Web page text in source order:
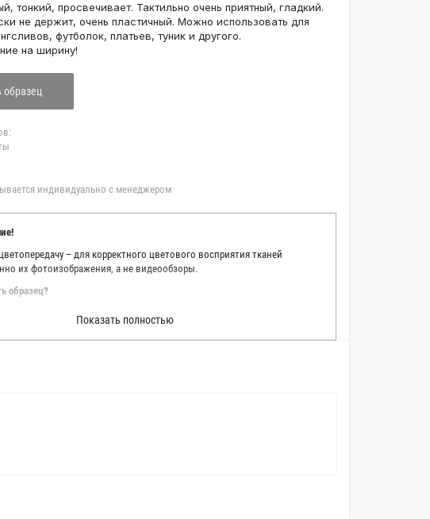
тонкий, просвечивает. Тактильно очень приятный, гладкий.
не держит, очень пластичный. Можно использовать для
футболок, платьев, туник и другого.
на ширину!
образец
индивидуально с менеджером
– для корректного цветового восприятия тканей
их фотоизображения, а не видеообзоры.
образец?
чтобы точно описать цвет каждой ткани из нашего каталога.
фотографируем каждую ткань в естественном свете, стараемся
правильные цветовые условия и описания. Но несмотря на наши
Показать полностью